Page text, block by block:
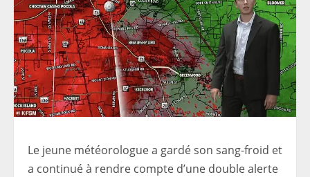
Le jeune météorologue a gardé son sang-froid et
a continué à rendre compte d’une double alerte